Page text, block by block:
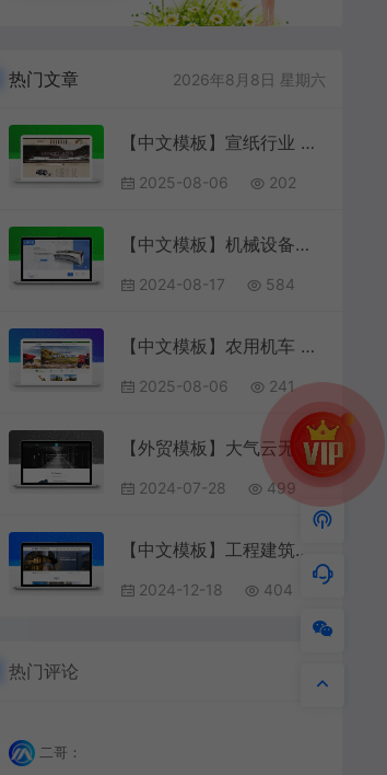
热门文章 2026年8月8日 星期六
【中文模板】宣纸行业 经典款 响应式模板包含html+CSS+Js+字体文件全套
2025-08-06 202
【中文模板】机械设备（钣金箱柜生产厂家） 蓝色款 响应式模板
2024-08-17 584
【中文模板】农用机车 灰绿款 响应式模板包含html+CSS+Js+字体文件全套
2025-08-06 241
【外贸模板】大气云无限虚拟主机托管服务企业web网站模板 浅蓝款 响应式模板
2024-07-28 499
【中文模板】工程建筑基建网站 湛蓝款 电脑端+移动端模板
2024-12-18 404
热门评论
二哥：